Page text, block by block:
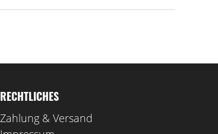
RECHTLICHES
Zahlung & Versand